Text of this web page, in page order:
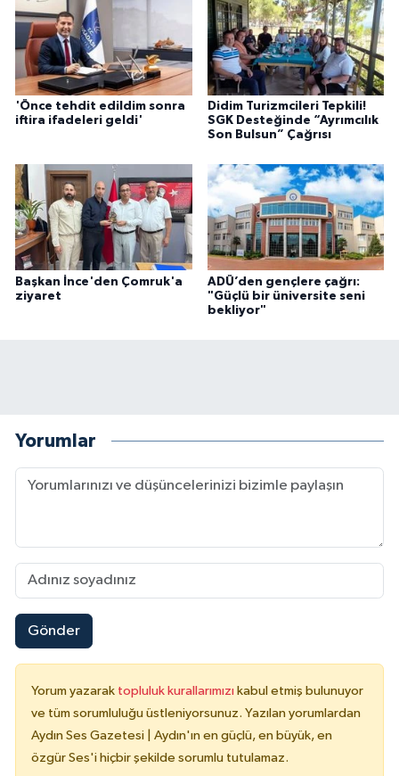
'Önce tehdit edildim sonra
iftira ifadeleri geldi'
Didim Turizmcileri Tepkili!
SGK Desteğinde “Ayrımcılık
Son Bulsun” Çağrısı
Başkan İnce'den Çomruk'a
ziyaret
ADÜ’den gençlere çağrı:
"Güçlü bir üniversite seni
bekliyor"
Yorumlar
Gönder
Yorum yazarak topluluk kurallarımızı kabul etmiş bulunuyor
ve tüm sorumluluğu üstleniyorsunuz. Yazılan yorumlardan
Aydın Ses Gazetesi | Aydın'ın en güçlü, en büyük, en
özgür Ses'i hiçbir şekilde sorumlu tutulamaz.